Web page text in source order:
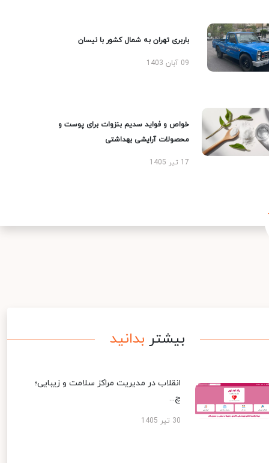
باربری تهران به شمال کشور با نیسان
09 آبان 1403
خواص و فواید سدیم بنزوات برای پوست و
محصولات آرایشی بهداشتی
17 تیر 1405
بیشتر بدانید
انقلاب در مدیریت مراکز سلامت و زیبایی؛
چ...
30 تیر 1405